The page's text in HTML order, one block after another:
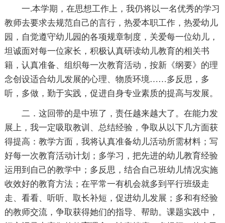
一.本学期，在思想工作上，我仍将以一名优秀的学习
教师去要求去规范自己的言行，热爱本职工作，热爱幼儿
园，自觉遵守幼儿园的各项规章制度，关爱每一位幼儿，
坦诚面对每一位家长，积极认真研读幼儿教育的相关书
籍，认真准备、组织每一次教育活动，按新《纲要》的理
念创设适合幼儿发展的心理、物质环境……多反思，多
听，多做，勤于实践，促进自身专业素质的提高与发展。
二．这回带的是中班了，责任越来越大了。在能力发
展上，我一定吸取教训、总结经验，争取从以下几方面获
得提高：教学方面，我将认真准备幼儿活动所需材料；写
好每一次教育活动计划；多学习，把先进的幼儿教育经验
运用到自己的教学中；多反思，结合自己班幼儿情况实施
收效好的教育方法；在平常一有机会就多到平行班级走
走、看看、听听、取长补短，促进幼儿发展；多和有经验
的教师交流，争取获得她们的指导、帮助。课题实践中，